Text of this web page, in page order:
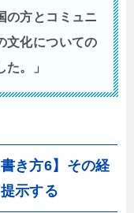
の方とコミュニ
文化についての
。」
き方6】その経
示する